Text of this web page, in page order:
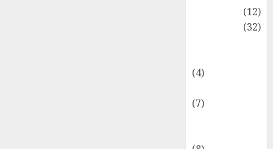
(12)
(32)
(4)
(7)